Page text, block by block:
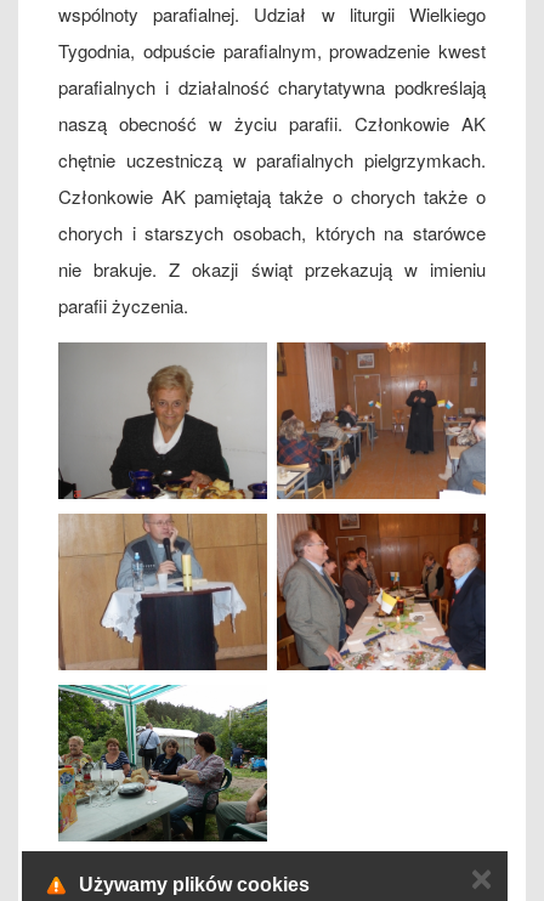
wspólnoty parafialnej. Udział w liturgii Wielkiego
Tygodnia, odpuście parafialnym, prowadzenie kwest
parafialnych i działalność charytatywna podkreślają
naszą obecność w życiu parafii. Członkowie AK
chętnie uczestniczą w parafialnych pielgrzymkach.
Członkowie AK pamiętają także o chorych także o
chorych i starszych osobach, których na starówce
nie brakuje. Z okazji świąt przekazują w imieniu
parafii życzenia.
Używamy plików cookies ✕